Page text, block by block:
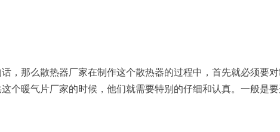
，那么散热器厂家在制作这个散热器的过程中，首先就必须要
个暖气片厂家的时候，他们就需要特别的仔细和认真。一般是